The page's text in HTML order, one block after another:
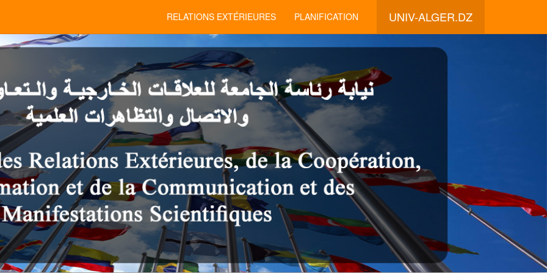
UNIV-ALGER.DZ
PLANIFICATION
RELATIONS EXTÉRIEURES